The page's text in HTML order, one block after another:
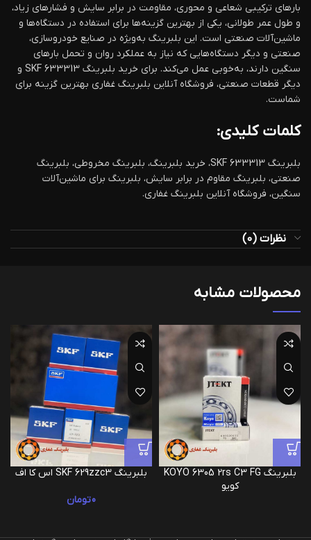
بارهای ترکیبی شعاعی و محوری، مقاومت در برابر سایش و فشارهای زیاد،
و طول عمر طولانی، یکی از بهترین گزینه‌ها برای استفاده در دستگاه‌ها و
ماشین‌آلات صنعتی است. این بلبرینگ به‌ویژه در صنایع خودروسازی،
صنعتی و دیگر دستگاه‌هایی که نیاز به عملکرد روان و تحمل بارهای
سنگین دارند، به‌خوبی عمل می‌کند. برای خرید بلبرینگ 633313 SKF و
دیگر قطعات صنعتی، فروشگاه آنلاین بلبرینگ غفاری بهترین گزینه برای
شماست.
کلمات کلیدی:
بلبرینگ 633313 SKF، خرید بلبرینگ، بلبرینگ مخروطی، بلبرینگ
صنعتی، بلبرینگ مقاوم در برابر سایش، بلبرینگ برای ماشین‌آلات
سنگین، فروشگاه آنلاین بلبرینگ غفاری.
نظرات (0)
محصولات مشابه
بلبرینگ KOYO 6305 2rs C3 FG
کویو
بلبرینگ SKF 629zzc3 اس کا اف
0تومان